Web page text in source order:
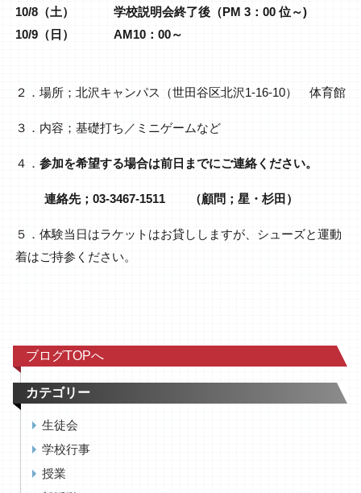
10/8（土） 学校説明会終了後（PM 3：00 位～)
10/9（日） AM10：00～
２．場所；北沢キャンパス（世田谷区北沢1‐16‐10） 体育館
３．内容；基礎打ち／ミニゲームなど
４． 参加を希望する場合は前日までにご連絡ください。
連絡先；03‐3467‐1511 （顧問；星・杉田）
５．体験当日はラケットはお貸ししますが、シューズと運動
着はご持参ください。
ブログTOPへ
カテゴリー
生徒会
学校行事
授業